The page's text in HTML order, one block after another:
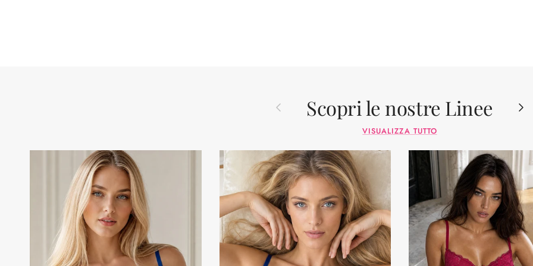
Indietro Scopri le nostre Linee
VISUALIZZA TUTTO